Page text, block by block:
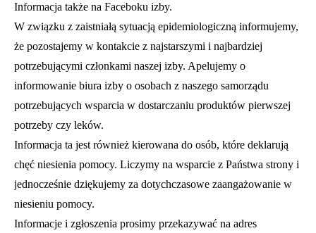
Informacja także na Faceboku izby.
W związku z zaistniałą sytuacją epidemiologiczną informujemy,
że pozostajemy w kontakcie z najstarszymi i najbardziej
potrzebującymi członkami naszej izby. Apelujemy o
informowanie biura izby o osobach z naszego samorządu
potrzebujących wsparcia w dostarczaniu produktów pierwszej
potrzeby czy leków.
Informacja ta jest również kierowana do osób, które deklarują
chęć niesienia pomocy. Liczymy na wsparcie z Państwa strony i
jednocześnie dziękujemy za dotychczasowe zaangażowanie w
niesieniu pomocy.
Informacje i zgłoszenia prosimy przekazywać na adres